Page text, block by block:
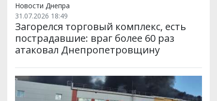
Новости Днепра
31.07.2026 18:49
Загорелся торговый комплекс, есть
пострадавшие: враг более 60 раз
атаковал Днепропетровщину